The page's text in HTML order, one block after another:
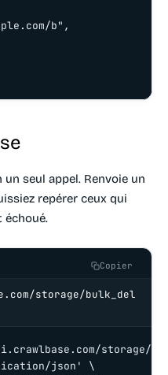
b",
seul appel. Renvoie un
repérer ceux qui
échoué.
Copier
storage/bulk_del
storage/
json' \